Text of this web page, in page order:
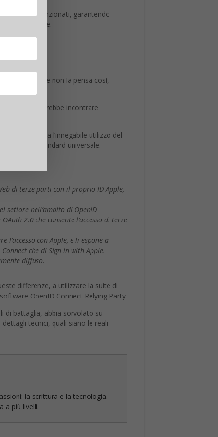
ai metodi menzionati, garantendo
si sottintende.
qualcuno che non la pensa così,
potrebbe incontrare
sottolinea l’innegabile utilizzo del
dallo standard universale.
di terze parti con il proprio ID Apple,
settore nell’ambito di OpenID
2.0 che consente l’accesso di terze
con Apple, e li espone a
che di Sign in with Apple.
diffuso.
differenze, a utilizzare la suite di
OpenID Connect Relying Party.
di battaglia, abbia sorvolato su
dettagli tecnici, quali siano le reali
la scrittura e la tecnologia.
a più livelli.